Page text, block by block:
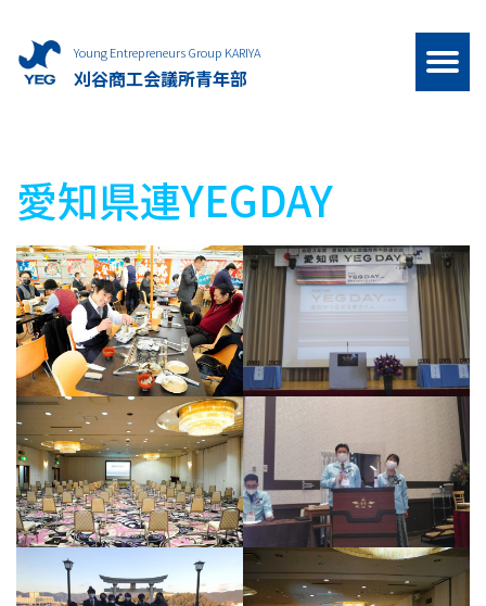
Young Entrepreneurs Group KARIYA
刈谷商工会議所青年部
愛知県連YEGDAY